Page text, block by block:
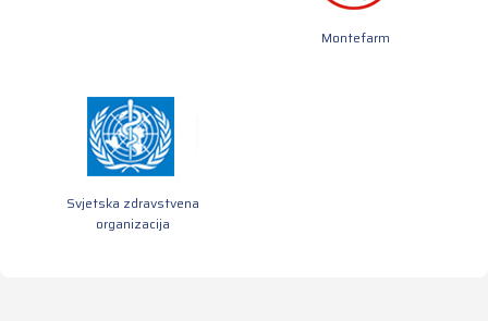
Montefarm
Svjetska zdravstvena
organizacija